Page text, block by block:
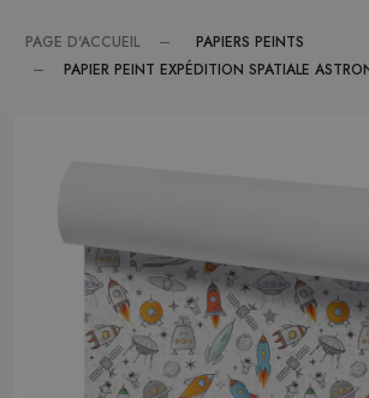
PAGE D'ACCUEIL
PAPIERS PEINTS
PAPIER PEINT EXPÉDITION SPATIALE